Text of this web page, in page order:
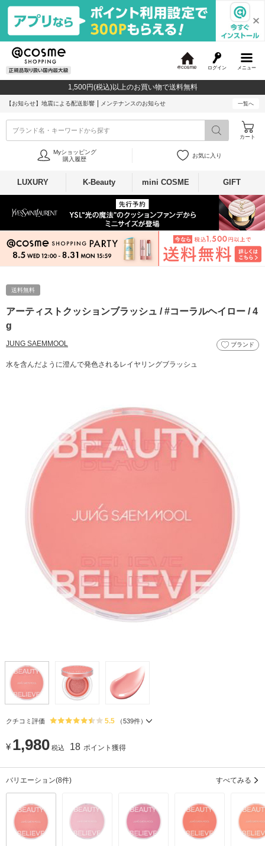
メニュー
ログイン
c
o
1,500円(税込)以上のお買い物で送料無料
【お知らせ】 地震による配送影響 メンテナンスのお知らせ 一覧へ
ブランド名・キーワードから探す
カート
Myショッピング
購入履歴
お気に入り
LUXURY K-Beauty mini COSME GIFT
送料無料
アーティストクッションブラッシュ / #コーラルヘイロー / 4
g
JUNG SAEMMOOL ブランド
水を含んだように澄んで発色されるレイヤリングブラッシュ
クチコミ評価 5.5 （539件）
¥ 1,980 税込 18 ポイント獲得
バリエーション(8件) すべてみる